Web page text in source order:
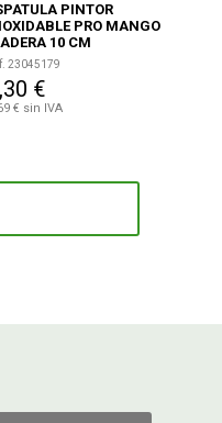
PINTOR
PRO MANGO
10 CM
23045179
€
€ sin IVA